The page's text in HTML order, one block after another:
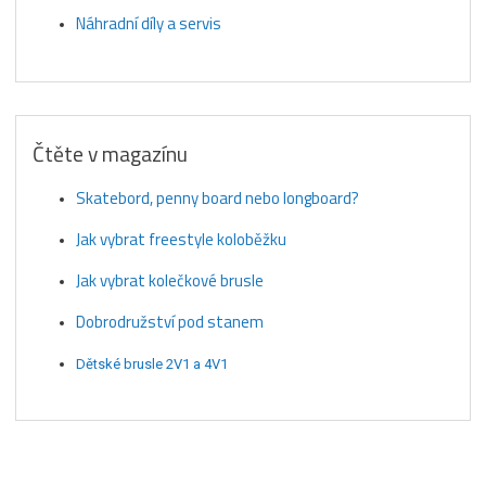
Náhradní díly a servis
Čtěte v magazínu
Skatebord, penny board nebo longboard?
Jak vybrat freestyle koloběžku
Jak vybrat kolečkové brusle
Dobrodružství pod stanem
Dětské brusle 2V1 a 4V1